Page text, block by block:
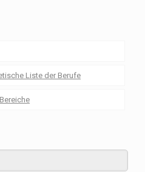
Liste der Berufe